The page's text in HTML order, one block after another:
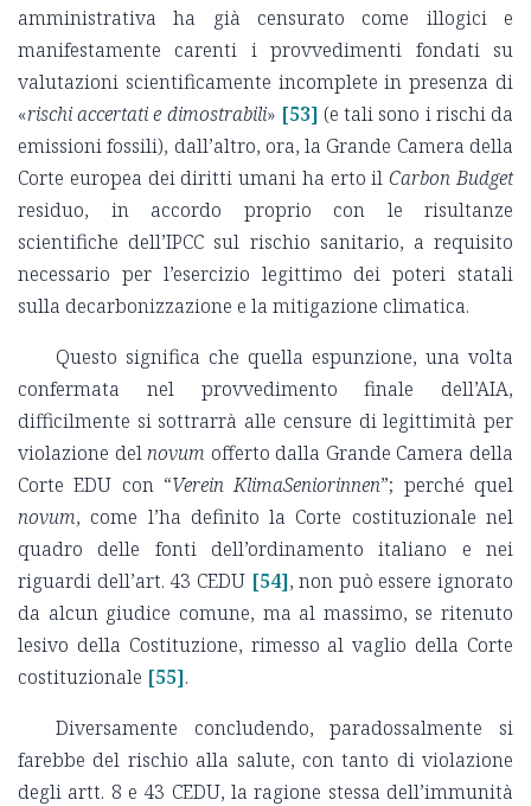
amministrativa ha già censurato come illogici e
manifestamente carenti i provvedimenti fondati su
valutazioni scientificamente incomplete in presenza di
«rischi accertati e dimostrabili» [53] (e tali sono i rischi da
emissioni fossili), dall’altro, ora, la Grande Camera della
Corte europea dei diritti umani ha erto ilCarbon Budget
residuo, in accordo proprio con le risultanze
scientifiche dell’IPCC sul rischio sanitario, a requisito
necessario per l’esercizio legittimo dei poteri statali
sulla decarbonizzazione e la mitigazione climatica.
Questo significa che quella espunzione, una volta
confermata nel provvedimento finale dell’AIA,
difficilmente si sottrarrà alle censure di legittimità per
violazione delnovum offerto dalla Grande Camera della
Corte EDU con “Verein KlimaSeniorinnen”; perché quel
novum, come l’ha definito la Corte costituzionale nel
quadro delle fonti dell’ordinamento italiano e nei
riguardi dell’art. 43 CEDU [54], non può essere ignorato
da alcun giudice comune, ma al massimo, se ritenuto
lesivo della Costituzione, rimesso al vaglio della Corte
costituzionale [55].
Diversamente concludendo, paradossalmente si
farebbe del rischio alla salute, con tanto di violazione
degli artt. 8 e 43 CEDU, la ragione stessa dell’immunità